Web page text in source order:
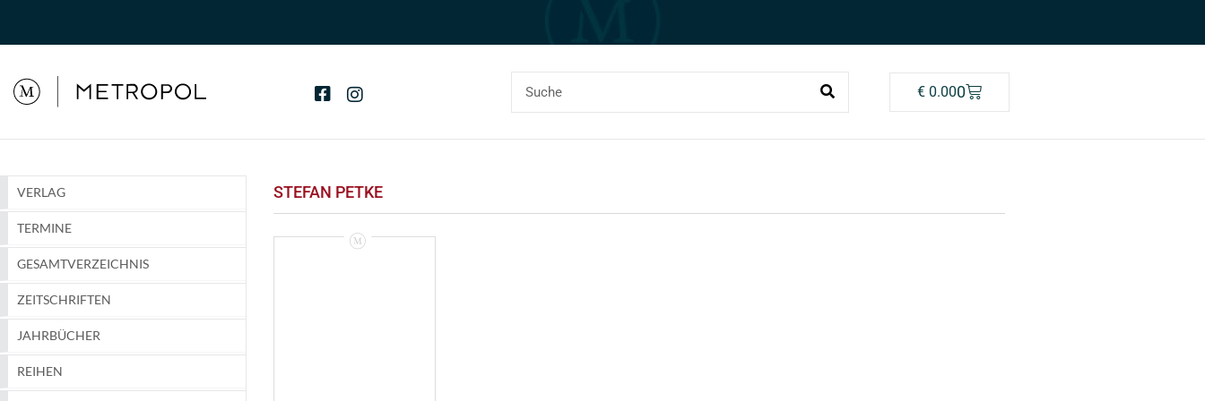
€0.000
VERLAG
TERMINE
GESAMTVERZEICHNIS
ZEITSCHRIFTEN
JAHRBÜCHER
REIHEN
STEFAN PETKE